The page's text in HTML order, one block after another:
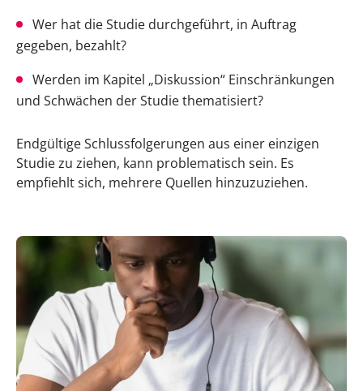
Wer hat die Studie durchgeführt, in Auftrag
gegeben, bezahlt?
Werden im Kapitel „Diskussion“ Einschränkungen
und Schwächen der Studie thematisiert?
Endgültige Schlussfolgerungen aus einer einzigen
Studie zu ziehen, kann problematisch sein. Es
empfiehlt sich, mehrere Quellen hinzuzuziehen.